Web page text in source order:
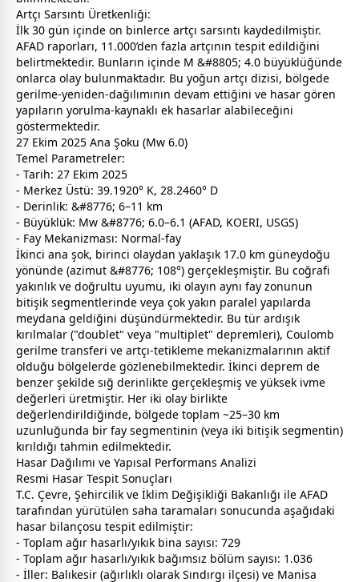
Artçı Sarsıntı Üretkenliği:
İlk 30 gün içinde on binlerce artçı sarsıntı kaydedilmiştir.
AFAD raporları, 11.000’den fazla artçının tespit edildiğini
belirtmektedir. Bunların içinde M &#8805; 4.0 büyüklüğünde
onlarca olay bulunmaktadır. Bu yoğun artçı dizisi, bölgede
gerilme-yeniden-dağılımının devam ettiğini ve hasar gören
yapıların yorulma-kaynaklı ek hasarlar alabileceğini
göstermektedir.
27 Ekim 2025 Ana Şoku (Mw 6.0)
Temel Parametreler:
- Tarih: 27 Ekim 2025
- Merkez Üstü: 39.1920° K, 28.2460° D
- Derinlik: &#8776; 6–11 km
- Büyüklük: Mw &#8776; 6.0–6.1 (AFAD, KOERI, USGS)
- Fay Mekanizması: Normal-fay
İkinci ana şok, birinci olaydan yaklaşık 17.0 km güneydoğu
yönünde (azimut &#8776; 108°) gerçekleşmiştir. Bu coğrafi
yakınlık ve doğrultu uyumu, iki olayın aynı fay zonunun
bitişik segmentlerinde veya çok yakın paralel yapılarda
meydana geldiğini düşündürmektedir. Bu tür ardışık
kırılmalar ("doublet" veya "multiplet" depremleri), Coulomb
gerilme transferi ve artçı-tetikleme mekanizmalarının aktif
olduğu bölgelerde gözlenebilmektedir. İkinci deprem de
benzer şekilde sığ derinlikte gerçekleşmiş ve yüksek ivme
değerleri üretmiştir. Her iki olay birlikte
değerlendirildiğinde, bölgede toplam ~25–30 km
uzunluğunda bir fay segmentinin (veya iki bitişik segmentin)
kırıldığı tahmin edilmektedir.
Hasar Dağılımı ve Yapısal Performans Analizi
Resmi Hasar Tespit Sonuçları
T.C. Çevre, Şehircilik ve İklim Değişikliği Bakanlığı ile AFAD
tarafından yürütülen saha taramaları sonucunda aşağıdaki
hasar bilançosu tespit edilmiştir:
- Toplam ağır hasarlı/yıkık bina sayısı: 729
- Toplam ağır hasarlı/yıkık bağımsız bölüm sayısı: 1.036
- İller: Balıkesir (ağırlıklı olarak Sındırgı ilçesi) ve Manisa